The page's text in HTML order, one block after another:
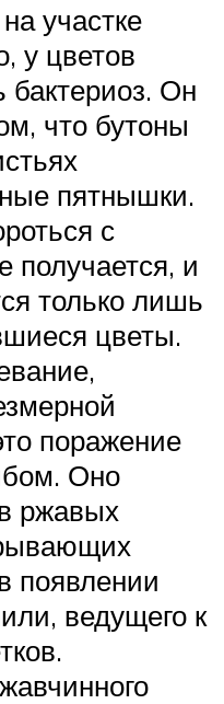
участке
у цветов
бактериоз. Он
что бутоны
пятнышки.
с
получается, и
только лишь
цветы.
поражение
Оно
ржавых
появлении
ведущего к